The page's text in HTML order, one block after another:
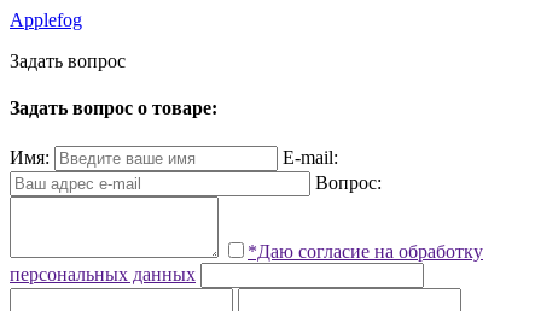
Applefog
Задать вопрос
Задать вопрос о товаре:
Имя:
E-mail:
Вопрос:
*Даю согласие на обработку
персональных данных